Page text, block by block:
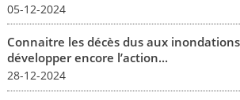
05-12-2024
Connaitre les décès dus aux
développer encore l’action...
28-12-2024